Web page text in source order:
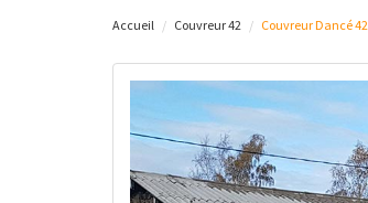
Accueil Couvreur 42 Couvreur Dancé 42